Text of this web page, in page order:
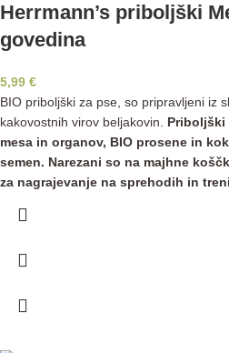
Herrmann’s priboljški
govedina
5,99 €
BIO priboljški za pse, so pripravljeni iz
kakovostnih virov beljakovin. Priboljški
mesa in organov, BIO prosene in
semen. Narezani so na majhne
za nagrajevanje na sprehodih in